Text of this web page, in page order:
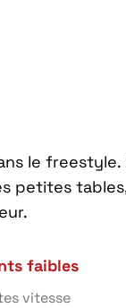
le freestyle.
petites
faibles
vitesse